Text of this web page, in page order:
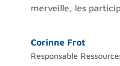
merveille, les
Corinne Frot
Responsable